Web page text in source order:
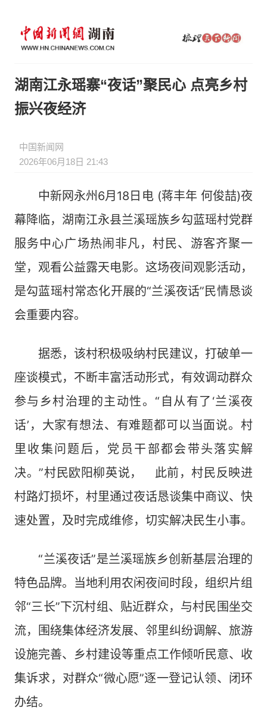
湖南江永瑶寨“夜话”聚民心 点亮乡村
振兴夜经济
中国新闻网
2026年06月18日 21:43
中新网永州6月18日电 (蒋丰年 何俊喆)夜
幕降临，湖南江永县兰溪瑶族乡勾蓝瑶村党群
服务中心广场热闹非凡，村民、游客齐聚一
堂，观看公益露天电影。这场夜间观影活动，
是勾蓝瑶村常态化开展的“兰溪夜话”民情恳谈
会重要内容。
据悉，该村积极吸纳村民建议，打破单一
座谈模式，不断丰富活动形式，有效调动群众
参与乡村治理的主动性。“自从有了‘兰溪夜
话’，大家有想法、有难题都可以当面说。村
里收集问题后，党员干部都会带头落实解
决。”村民欧阳柳英说， 此前，村民反映进
村路灯损坏，村里通过夜话恳谈集中商议、快
速处置，及时完成维修，切实解决民生小事。
“兰溪夜话”是兰溪瑶族乡创新基层治理的
特色品牌。当地利用农闲夜间时段，组织片组
邻“三长”下沉村组、贴近群众，与村民围坐交
流，围绕集体经济发展、邻里纠纷调解、旅游
设施完善、乡村建设等重点工作倾听民意、收
集诉求，对群众“微心愿”逐一登记认领、闭环
办结。